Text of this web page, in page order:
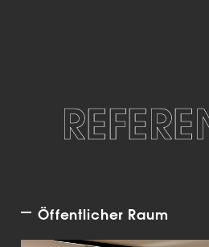
Öffentlicher Raum